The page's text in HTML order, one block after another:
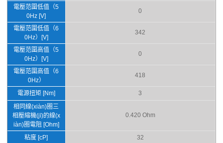
電壓范圍低值（5
0Hz [V]
0
電壓范圍低值（6
0Hz）[V]
342
電壓范圍高值（5
0Hz）[V]
0
電壓范圍高值（6
0Hz）
418
電源扭矩 [Nm]
3
相同線(xiàn)圈三
相壓縮機(jī)的線(x
iàn)圈電阻 [Ohm]
0.420 Ohm
粘度 [cP]
32